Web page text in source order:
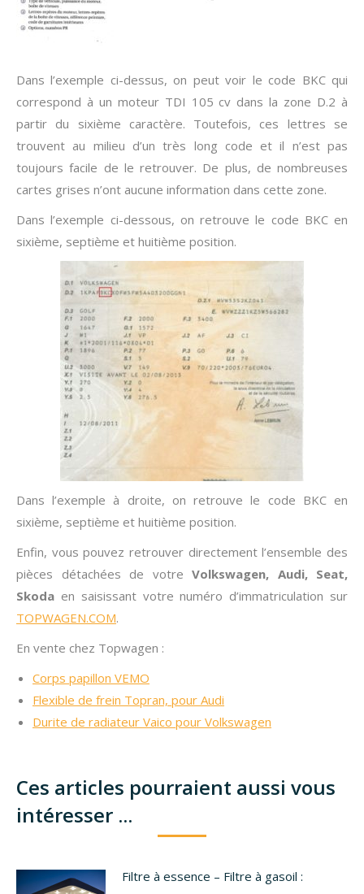
Dans l’exemple ci-dessus, on peut voir le code BKC qui
correspond à un moteur TDI 105 cv dans la zone D.2 à
partir du sixième caractère. Toutefois, ces lettres se
trouvent au milieu d’un très long code et il n’est pas
toujours facile de le retrouver. De plus, de nombreuses
cartes grises n’ont aucune information dans cette zone.
Dans l’exemple ci-dessous, on retrouve le code BKC en
sixième, septième et huitième position.
Dans l’exemple à droite, on retrouve le code BKC en
sixième, septième et huitième position.
Enfin, vous pouvez retrouver directement l’ensemble des
pièces détachées de votre Volkswagen, Audi, Seat,
Skoda en saisissant votre numéro d’immatriculation sur
TOPWAGEN.COM.
En vente chez Topwagen :
Corps papillon VEMO
Flexible de frein Topran, pour Audi
Durite de radiateur Vaico pour Volkswagen
Ces articles pourraient aussi vous
intéresser ...
Filtre à essence – Filtre à gasoil :